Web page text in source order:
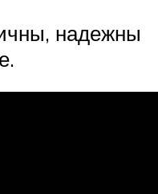
надежны